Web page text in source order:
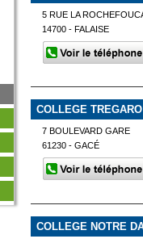
5 RUE LA
14700 - FALAISE
COLLEGE TREGARO
7 BOULEVARD GARE
61230 - GACÉ
COLLEGE NOTRE